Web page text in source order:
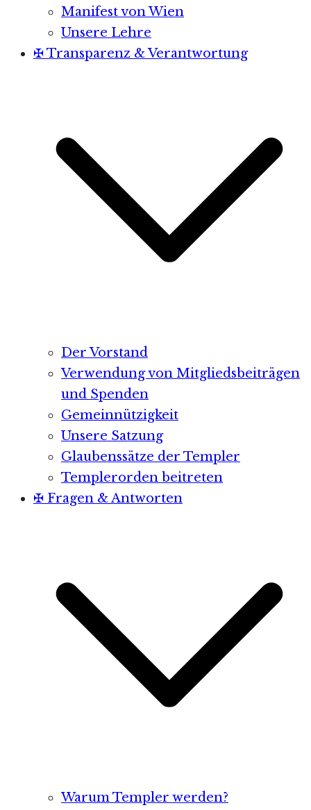
Manifest von Wien
Unsere Lehre
✠ Transparenz & Verantwortung
Der Vorstand
Verwendung von Mitgliedsbeiträgen
und Spenden
Gemeinnützigkeit
Unsere Satzung
Glaubenssätze der Templer
Templerorden beitreten
✠ Fragen & Antworten
Warum Templer werden?